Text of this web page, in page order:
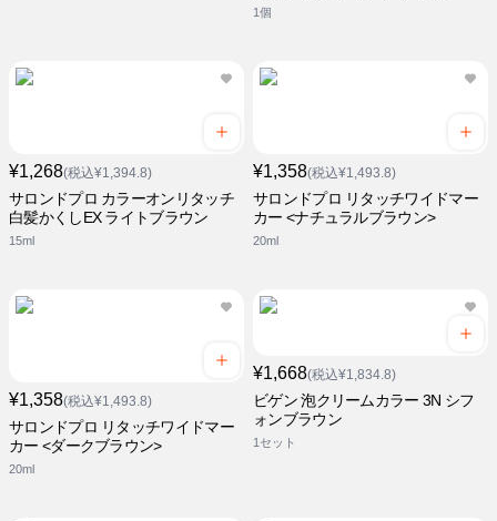
1個
¥1,268(税込¥1,394.8)
サロンドプロ カラーオンリタッチ
白髪かくしEX ライトブラウン
15ml
¥1,358(税込¥1,493.8)
サロンドプロ リタッチワイドマー
カー <ナチュラルブラウン>
20ml
¥1,358(税込¥1,493.8)
サロンドプロ リタッチワイドマー
カー <ダークブラウン>
20ml
¥1,668(税込¥1,834.8)
ビゲン 泡クリームカラー 3N シフ
ォンブラウン
1セット